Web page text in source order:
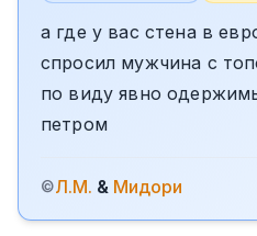
а где у вас стена в
спросил мужчина с
по виду явно
петром
©Л.М. & Мидори